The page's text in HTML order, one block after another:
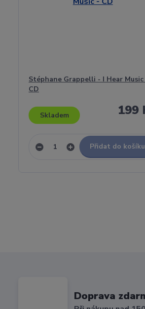
Stéphane Grappelli - I Hear Music
CD
199
Skladem
Přidat do košíku
Doprava